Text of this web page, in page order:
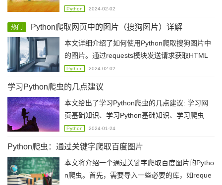
章介绍了什么是POST请求, 使用POST请求的一
T请求的示例代码。
Python 2024-02-02
热门 Python爬取网页中的图片（搜狗图片）详解
本文详细介绍了如何使用Python爬取搜狗图片中
的图片。通过requests模块发送请求获取HTML
代码，并使用beautifulsoup模块解析HTML代
用requests模块下载这些图片。
Python 2024-02-02
学习Python爬虫的几点建议
本文给出了学习Python爬虫的几点建议: 学习网
页基础知识、学习Python基础知识、学习爬虫
库、学习正则表达式以及实践，帮助初学者更好
Python 2024-01-24
Python爬虫：通过关键字爬取百度图片
本文将介绍一个通过关键字爬取百度图片的Pytho
n爬虫。首先，需要导入一些必要的库，如reque